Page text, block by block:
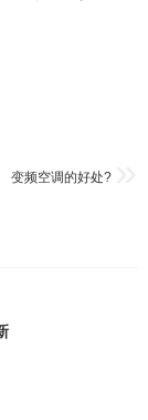
变频空调的好处?